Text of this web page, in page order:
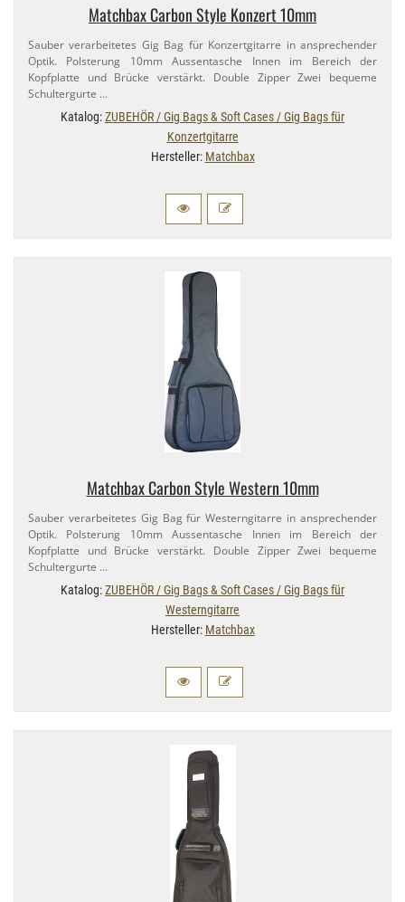
Matchbax Carbon Style Konzert 10mm
Sauber verarbeitetes Gig Bag für Konzertgitarre in ansprechender
Optik. Polsterung 10mm Aussentasche Innen im Bereich der
Kopfplatte und Brücke verstärkt. Double Zipper Zwei bequeme
Schultergurte …
Katalog:ZUBEHÖR / Gig Bags & Soft Cases / Gig Bags für
Konzertgitarre
Hersteller: Matchbax
Matchbax Carbon Style Western 10mm
Sauber verarbeitetes Gig Bag für Westerngitarre in ansprechender
Optik. Polsterung 10mm Aussentasche Innen im Bereich der
Kopfplatte und Brücke verstärkt. Double Zipper Zwei bequeme
Schultergurte …
Katalog:ZUBEHÖR / Gig Bags & Soft Cases / Gig Bags für
Westerngitarre
Hersteller: Matchbax